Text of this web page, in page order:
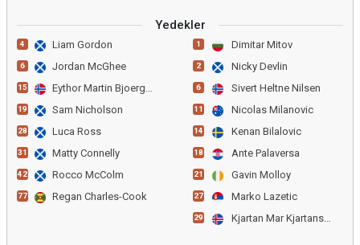
Yedekler
4 Liam Gordon
6 Jordan McGhee
15 Eythor Martin Bjoergolfss
19 Sam Nicholson
28 Luca Ross
31 Matty Connelly
42 Rocco McColm
77 Regan Charles-Cook
1 Dimitar Mitov
2 Nicky Devlin
6 Sivert Heltne Nilsen
11 Nicolas Milanovic
14 Kenan Bilalovic
18 Ante Palaversa
21 Gavin Molloy
27 Marko Lazetic
29 Kjartan Mar Kjartansson